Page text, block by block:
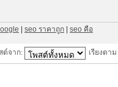
| seo ราคาถูก | seo คือ
ต์จาก: เรียงตาม